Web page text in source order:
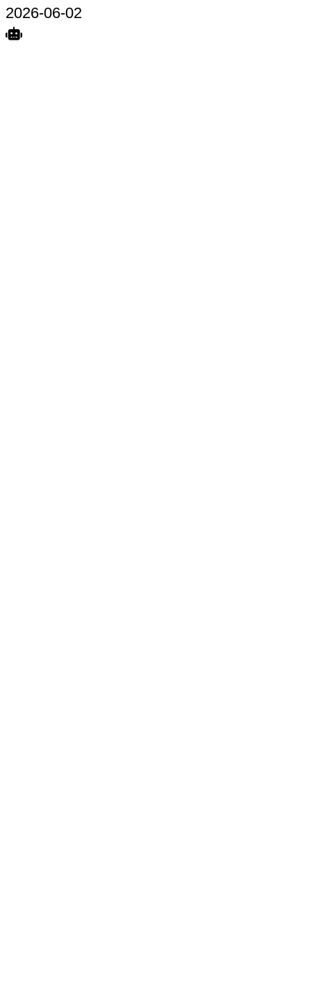
2026-06-02